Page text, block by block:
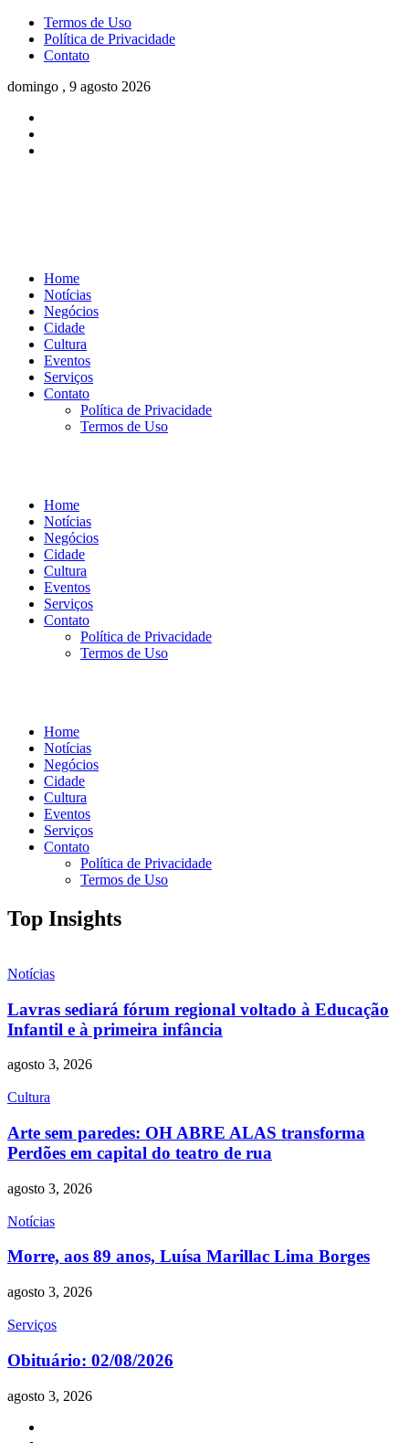
Termos de Uso
Política de Privacidade
Contato
domingo , 9 agosto 2026
Home
Notícias
Negócios
Cidade
Cultura
Eventos
Serviços
Contato
Política de Privacidade
Termos de Uso
Home
Notícias
Negócios
Cidade
Cultura
Eventos
Serviços
Contato
Política de Privacidade
Termos de Uso
Home
Notícias
Negócios
Cidade
Cultura
Eventos
Serviços
Contato
Política de Privacidade
Termos de Uso
Top Insights
Notícias
Lavras sediará fórum regional voltado à Educação
Infantil e à primeira infância
agosto 3, 2026
Cultura
Arte sem paredes: OH ABRE ALAS transforma
Perdões em capital do teatro de rua
agosto 3, 2026
Notícias
Morre, aos 89 anos, Luísa Marillac Lima Borges
agosto 3, 2026
Serviços
Obituário: 02/08/2026
agosto 3, 2026